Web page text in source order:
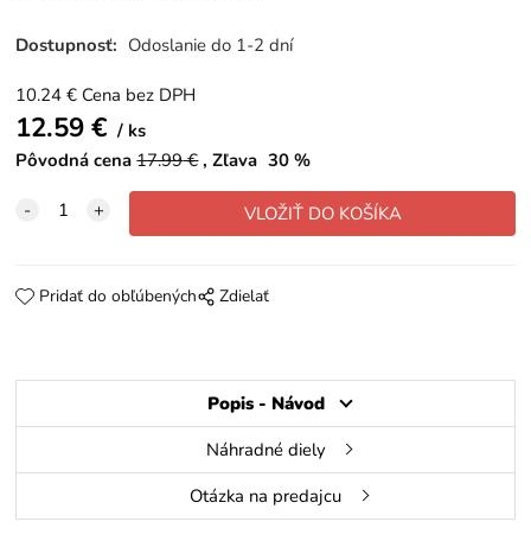
Dostupnosť: Odoslanie do 1-2 dní
10.24 € Cena bez DPH
12.59€
ks
Pôvodná cena 17.99€ Zľava 30 %
Pridať do obľúbených Zdielať
Popis - Návod
Náhradné diely
Otázka na predajcu